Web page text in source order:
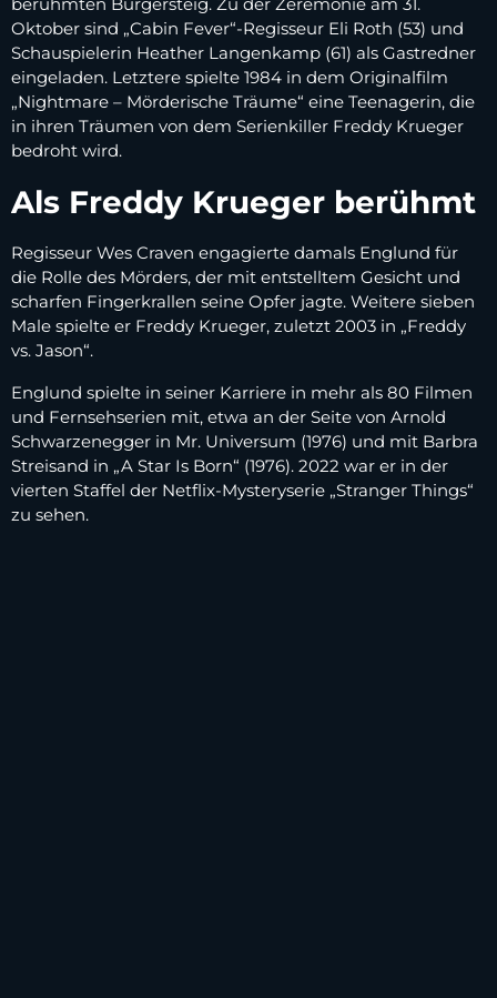
Oktober sind „Cabin Fever“-Regisseur Eli Roth (53) und
Schauspielerin Heather Langenkamp (61) als Gastredner
eingeladen. Letztere spielte 1984 in dem Originalfilm
„Nightmare – Mörderische Träume“ eine Teenagerin, die
in ihren Träumen von dem Serienkiller Freddy Krueger
bedroht wird.
Als Freddy Krueger berühmt
Regisseur Wes Craven engagierte damals Englund für
die Rolle des Mörders, der mit entstelltem Gesicht und
scharfen Fingerkrallen seine Opfer jagte. Weitere sieben
Male spielte er Freddy Krueger, zuletzt 2003 in „Freddy
vs. Jason“.
Englund spielte in seiner Karriere in mehr als 80 Filmen
und Fernsehserien mit, etwa an der Seite von Arnold
Schwarzenegger in Mr. Universum (1976) und mit Barbra
Streisand in „A Star Is Born“ (1976). 2022 war er in der
vierten Staffel der Netflix-Mysteryserie „Stranger Things“
zu sehen.